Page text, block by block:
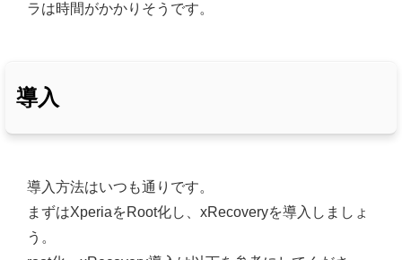
ラは時間がかかりそうです。
導入
導入方法はいつも通りです。
まずはXperiaをRoot化し、xRecoveryを導入しましょ
う。